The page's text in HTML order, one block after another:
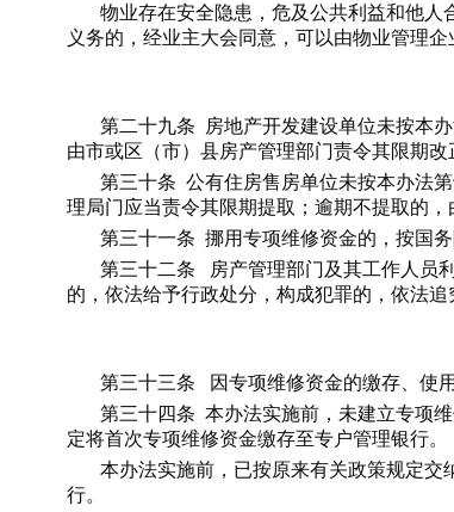
物业存在安全隐患，危及公共利益和他
义务的，经业主大会同意，可以由物业管理企
第二十九条 房地产开发建设单位未按本
由市或区（市）县房产管理部门责令其限期
第三十条 公有住房售房单位未按本办法
理局门应当责令其限期提取；逾期不提取的
第三十一条 挪用专项维修资金的，按国
第三十二条 房产管理部门及其工作人员
的，依法给予行政处分，构成犯罪的，依法追
第三十三条 因专项维修资金的缴存、使
第三十四条 本办法实施前，未建立专项
定将首次专项维修资金缴存至专户管理银行。
本办法实施前，已按原来有关政策规定交
行。